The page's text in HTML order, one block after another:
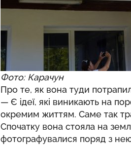
Фото: Карачун
Про те, як вона туди
— Є ідеї, які виникають на
окремим життям. Саме так
Спочатку вона стояла на
фотографувалися поряд з